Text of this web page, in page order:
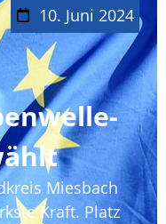
10. Juni 2024
Miesbach
Kraft. Platz